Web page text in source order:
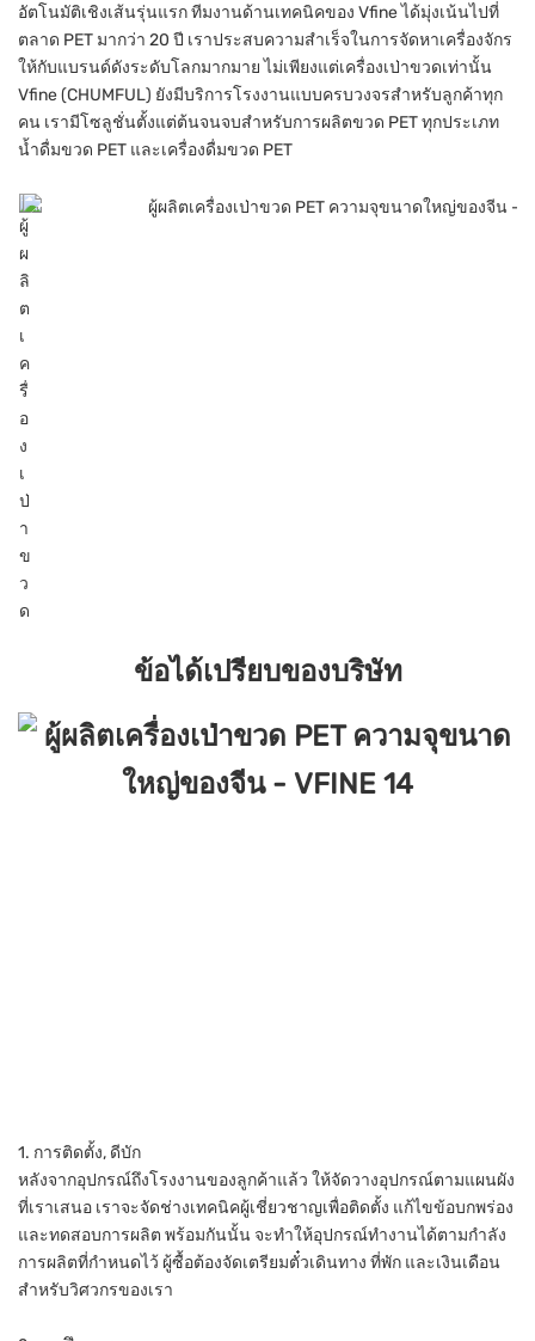
อัตโนมัติเชิงเส้นรุ่นแรก ทีมงานด้านเทคนิคของ Vfine ได้มุ่งเน้นไปที่
ตลาด PET มากว่า 20 ปี เราประสบความสำเร็จในการจัดหาเครื่องจักร
ให้กับแบรนด์ดังระดับโลกมากมาย ไม่เพียงแต่เครื่องเป่าขวดเท่านั้น
Vfine (CHUMFUL) ยังมีบริการโรงงานแบบครบวงจรสำหรับลูกค้าทุก
คน เรามีโซลูชั่นตั้งแต่ต้นจนจบสำหรับการผลิตขวด PET ทุกประเภท
น้ำดื่มขวด PET และเครื่องดื่มขวด PET
ข้อได้เปรียบของบริษัท
1. การติดตั้ง, ดีบัก
หลังจากอุปกรณ์ถึงโรงงานของลูกค้าแล้ว ให้จัดวางอุปกรณ์ตามแผนผัง
ที่เราเสนอ เราจะจัดช่างเทคนิคผู้เชี่ยวชาญเพื่อติดตั้ง แก้ไขข้อบกพร่อง
และทดสอบการผลิต พร้อมกันนั้น จะทำให้อุปกรณ์ทำงานได้ตามกำลัง
การผลิตที่กำหนดไว้ ผู้ซื้อต้องจัดเตรียมตั๋วเดินทาง ที่พัก และเงินเดือน
สำหรับวิศวกรของเรา